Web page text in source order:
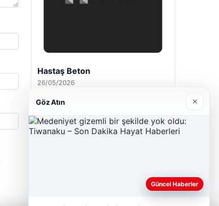
Hastaş Beton
26/05/2026
Göz Atın ×
Güncel Haberler